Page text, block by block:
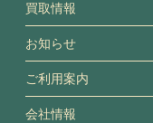
買取情報
お知らせ
ご利用案内
会社情報